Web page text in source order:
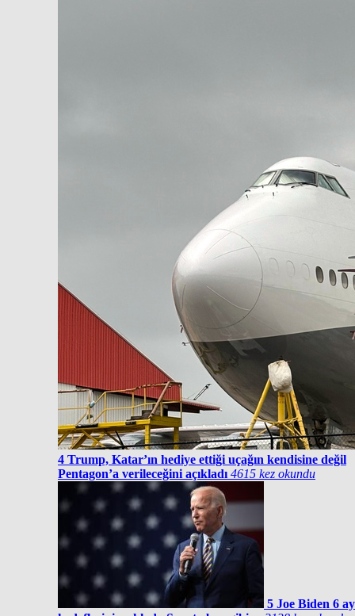
4 Trump, Katar’ın hediye ettiği uçağın kendisine değil
Pentagon’a verileceğini açıkladı 4615 kez okundu
5 Joe Biden 6